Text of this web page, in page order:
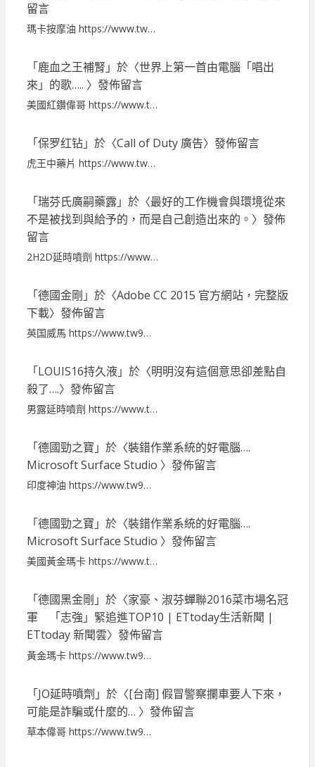
留言
瑪卡按摩油 https://www.tw…
「鹿血之王補腎 」於〈世界上第一首由電腦「唱出
來」的歌….. 〉發佈留言
美國紅鑽偉哥 https://www.t…
「保罗红钻」於〈Call of Duty 廣告〉發佈留言
虎王中藥片 https://www.tw…
「瑞芬氏廣嗣藥露」於〈最好的工作機會與環境從來
不是被找到與給予的，而是自己創造出來的。 〉發佈
留言
2H2D延時噴劑 https://www…
「德國金剛 」於〈Adobe CC 2015 官方網站，完整版
下載〉發佈留言
英国威馬 https://www.tw9…
「LOUIS16持久液」於〈明明沒有這個意思卻差點自
殺了….〉發佈留言
男露延時噴劑 https://www.t…
「德國勁之寶 」於〈裝錯作業系統的好電腦….
Microsoft Surface Studio 〉發佈留言
印度神油 https://www.tw9…
「德國勁之寶 」於〈裝錯作業系統的好電腦….
Microsoft Surface Studio 〉發佈留言
美國黃金瑪卡 https://www.t…
「德國黑金剛 」於〈家豪、淑芬蟬聯2016菜市場名冠
軍 「志強」緊追進TOP10 | ETtoday生活新聞 |
ETtoday 新聞雲〉發佈留言
黃金瑪卡 https://www.tw9…
「JO延時噴劑 」於〈[台南] 假冒警察攔車要人下來，
可能是詐騙或什麼的… 〉發佈留言
草本偉哥 https://www.tw9…